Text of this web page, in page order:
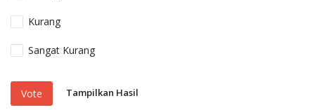
Kurang
Sangat Kurang
Vote Tampilkan Hasil